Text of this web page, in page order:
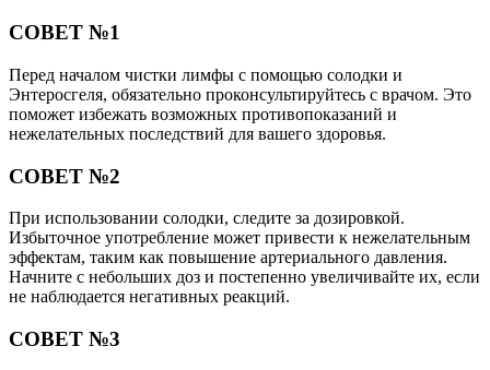
СОВЕТ №1
Перед началом чистки лимфы с помощью солодки и
Энтеросгеля, обязательно проконсультируйтесь с врачом. Это
поможет избежать возможных противопоказаний и
нежелательных последствий для вашего здоровья.
СОВЕТ №2
При использовании солодки, следите за дозировкой.
Избыточное употребление может привести к нежелательным
эффектам, таким как повышение артериального давления.
Начните с небольших доз и постепенно увеличивайте их, если
не наблюдается негативных реакций.
СОВЕТ №3